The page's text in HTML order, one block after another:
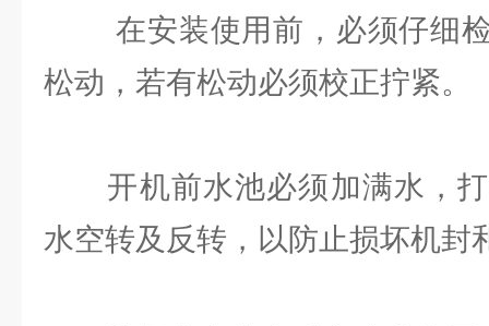
在安装使用前，必须仔细检
松动，若有松动必须校正拧紧。
开机前水池必须加满水，打
水空转及反转，以防止损坏机封